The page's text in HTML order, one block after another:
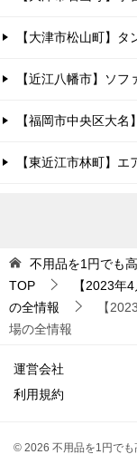
【大津市松山町】
【近江八幡市】ソ
【福岡市中央区大
【東近江市林町】
不用品を1円でも
TOP
【2023年
の全情報
【
場の全情報
運営会社
利用規約
© 2026 不用品を1円でも